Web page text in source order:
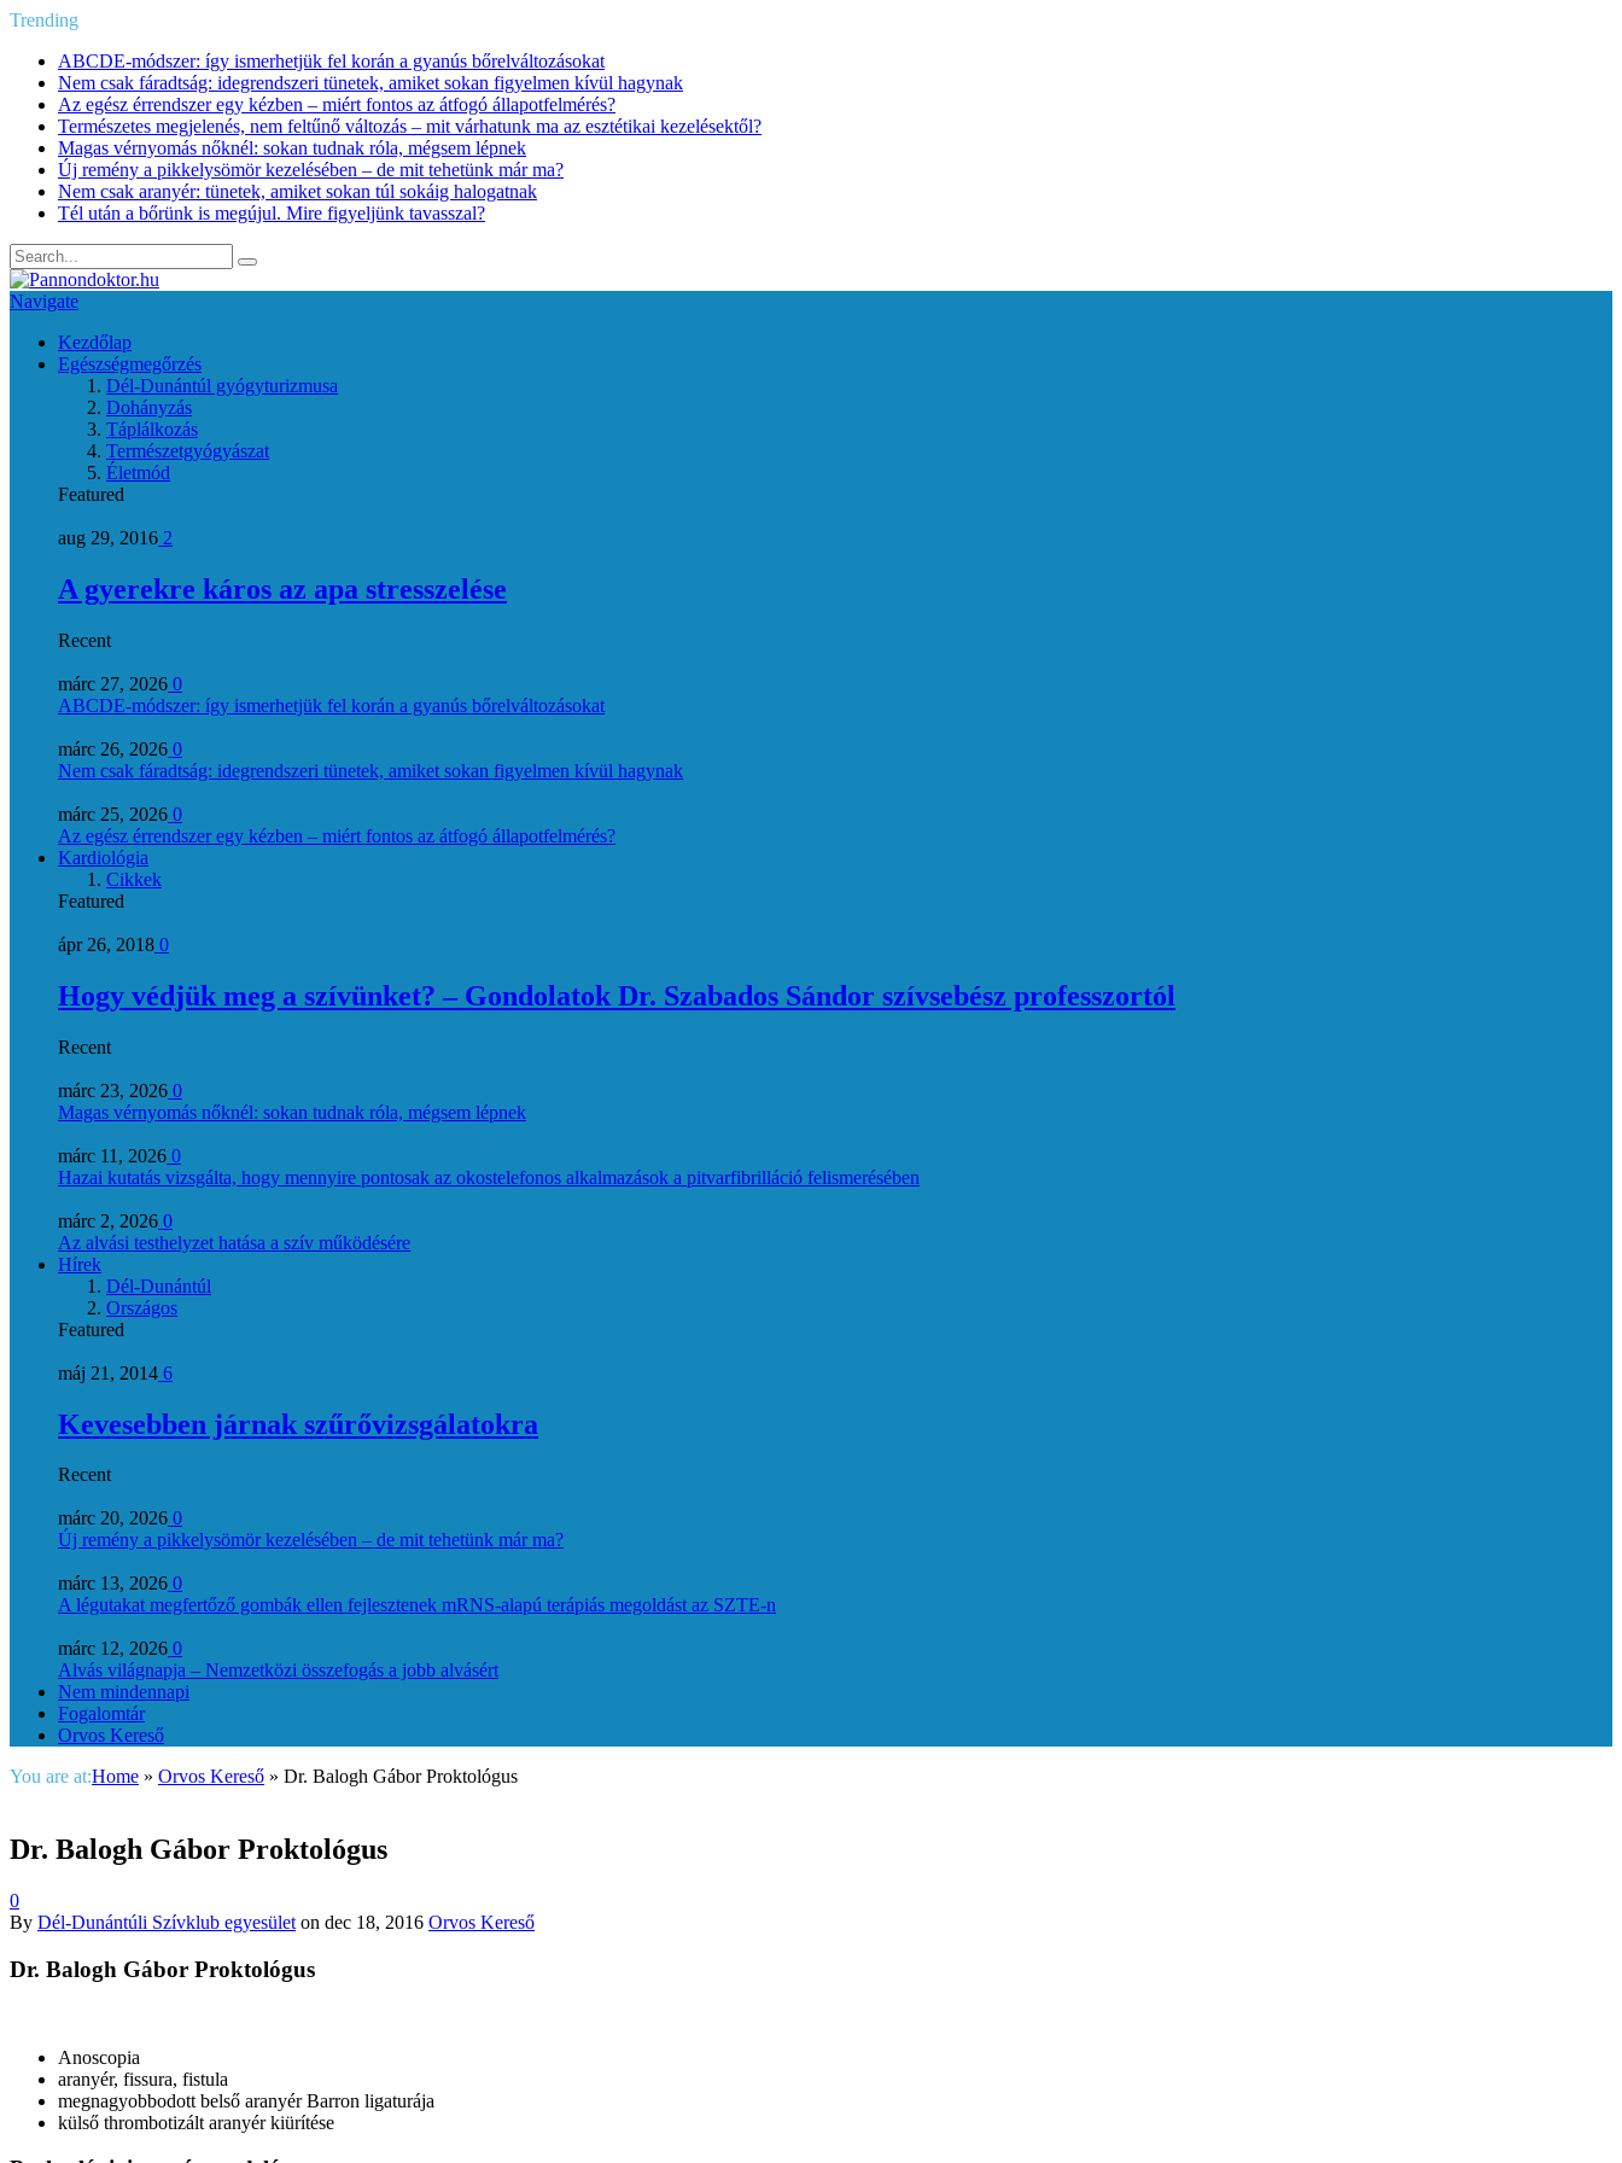
Trending
ABCDE‑módszer: így ismerhetjük fel korán a gyanús bőrelváltozásokat
Nem csak fáradtság: idegrendszeri tünetek, amiket sokan figyelmen kívül hagynak
Az egész érrendszer egy kézben – miért fontos az átfogó állapotfelmérés?
Természetes megjelenés, nem feltűnő változás – mit várhatunk ma az esztétikai kezelésektől?
Magas vérnyomás nőknél: sokan tudnak róla, mégsem lépnek
Új remény a pikkelysömör kezelésében – de mit tehetünk már ma?
Nem csak aranyér: tünetek, amiket sokan túl sokáig halogatnak
Tél után a bőrünk is megújul. Mire figyeljünk tavasszal?
Navigate
Kezdőlap
Egészségmegőrzés
Dél-Dunántúl gyógyturizmusa
Dohányzás
Táplálkozás
Természetgyógyászat
Életmód
Featured
aug 29, 2016 2
A gyerekre káros az apa stresszelése
Recent
márc 27, 2026 0
ABCDE‑módszer: így ismerhetjük fel korán a gyanús bőrelváltozásokat
márc 26, 2026 0
Nem csak fáradtság: idegrendszeri tünetek, amiket sokan figyelmen kívül hagynak
márc 25, 2026 0
Az egész érrendszer egy kézben – miért fontos az átfogó állapotfelmérés?
Kardiológia
Cikkek
Featured
ápr 26, 2018 0
Hogy védjük meg a szívünket? – Gondolatok Dr. Szabados Sándor szívsebész professzortól
Recent
márc 23, 2026 0
Magas vérnyomás nőknél: sokan tudnak róla, mégsem lépnek
márc 11, 2026 0
Hazai kutatás vizsgálta, hogy mennyire pontosak az okostelefonos alkalmazások a pitvarfibrilláció felismerésében
márc 2, 2026 0
Az alvási testhelyzet hatása a szív működésére
Hírek
Dél-Dunántúl
Országos
Featured
máj 21, 2014 6
Kevesebben járnak szűrővizsgálatokra
Recent
márc 20, 2026 0
Új remény a pikkelysömör kezelésében – de mit tehetünk már ma?
márc 13, 2026 0
A légutakat megfertőző gombák ellen fejlesztenek mRNS-alapú terápiás megoldást az SZTE-n
márc 12, 2026 0
Alvás világnapja – Nemzetközi összefogás a jobb alvásért
Nem mindennapi
Fogalomtár
Orvos Kereső
You are at:Home » Orvos Kereső » Dr. Balogh Gábor Proktológus
Dr. Balogh Gábor Proktológus
0
By Dél-Dunántúli Szívklub egyesület on dec 18, 2016 Orvos Kereső
Dr. Balogh Gábor Proktológus
Anoscopia
aranyér, fissura, fistula
megnagyobbodott belső aranyér Barron ligaturája
külső thrombotizált aranyér kiürítése